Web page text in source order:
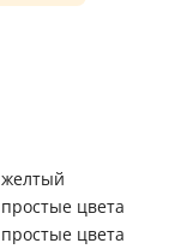
желтый
простые цвета
простые цвета